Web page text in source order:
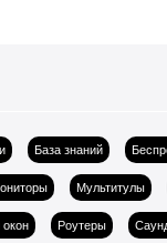
База знаний
Мультитулы
Роутеры